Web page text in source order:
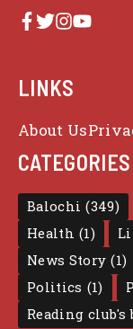
LINKS
About Us
CATEGORIES
Balochi (349)
Health (1)
News Story (1)
Politics (1)
Reading club's